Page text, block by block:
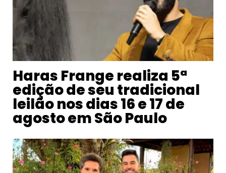
Haras Frange realiza 5ª
edição de seu tradicional
leilão nos dias 16 e 17 de
agosto em São Paulo